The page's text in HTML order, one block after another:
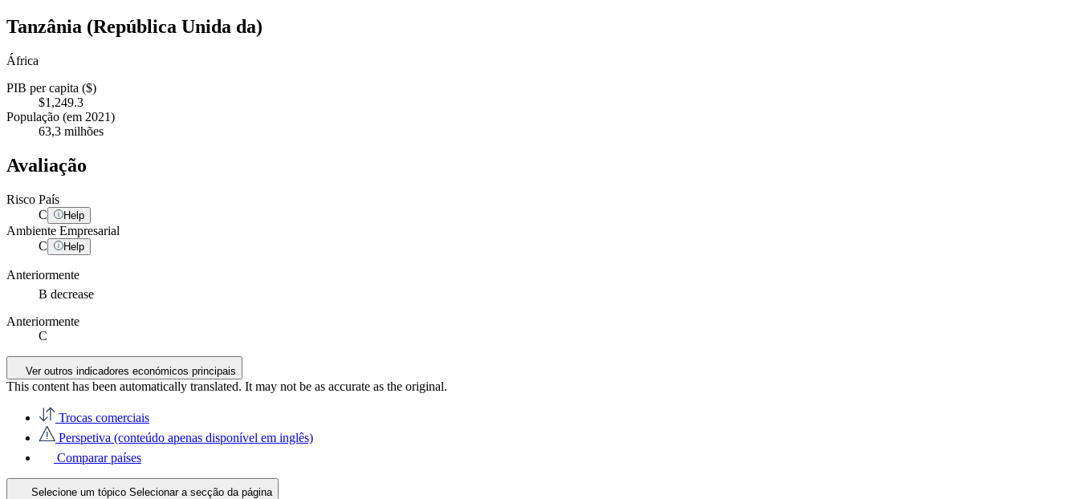
Tanzânia (República Unida da)
África
PIB per capita ($)
$1,249.3
População (em 2021)
63,3 milhões
Avaliação
Risco País
C
Help
Ambiente Empresarial
C
Help
Anteriormente
B decrease
Anteriormente
C
Ver outros indicadores económicos principais
This content has been automatically translated. It may not be as accurate as the original.
Trocas comerciais
Perspetiva (conteúdo apenas disponível em inglês)
Comparar países
Selecione um tópico Selecionar a secção da página